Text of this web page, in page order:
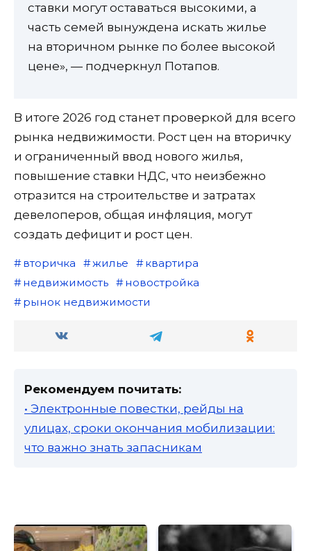
ставки могут оставаться высокими, а
часть семей вынуждена искать жилье
на вторичном рынке по более высокой
цене», — подчеркнул Потапов.
В итоге 2026 год станет проверкой для всего
рынка недвижимости. Рост цен на вторичку
и ограниченный ввод нового жилья,
повышение ставки НДС, что неизбежно
отразится на строительстве и затратах
девелоперов, общая инфляция, могут
создать дефицит и рост цен.
вторичка жилье
квартира
недвижимость
новостройка
рынок недвижимости
Рекомендуем почитать:
• Электронные повестки, рейды на
улицах, сроки окончания мобилизации:
что важно знать запасникам